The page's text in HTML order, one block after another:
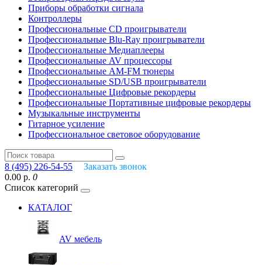
Приборы обработки сигнала
Контроллеры
Профессиональные СD проигрыватели
Профессиональные Blu-Ray проигрыватели
Профессиональные Медиаплееры
Профессиональные AV процессоры
Профессиональные AM-FM тюнеры
Профессиональные SD/USB проигрыватели
Профессиональные Цифровые рекордеры
Профессиональные Портативные цифровые рекордеры
Музыкальные инструменты
Гитарное усиление
Профессиональное световое оборудование
8 (495) 226-54-55
Заказать звонок
0.00 р. 0
Список категорий
КАТАЛОГ
AV мебель